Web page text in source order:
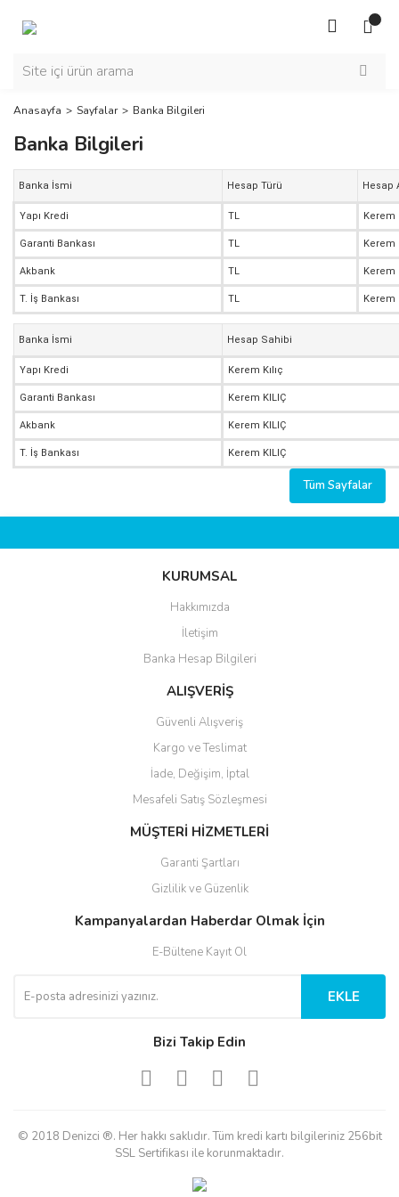
Anasayfa Sayfalar Banka Bilgileri
Banka Bilgileri
Banka İsmi Hesap Türü Hesap
Yapı Kredi TL Kerem
Garanti Bankası TL Kerem
Akbank TL Kerem
T. İş Bankası TL Kerem
Banka İsmi Hesap Sahibi
Yapı Kredi Kerem Kılıç
Garanti Bankası Kerem KILIÇ
Akbank Kerem KILIÇ
T. İş Bankası Kerem KILIÇ
Tüm Sayfalar
KURUMSAL
Hakkımızda
İletişim
Banka Hesap Bilgileri
ALIŞVERİŞ
Güvenli Alışveriş
Kargo ve Teslimat
İade, Değişim, İptal
Mesafeli Satış Sözleşmesi
MÜŞTERİ HİZMETLERİ
Garanti Şartları
Gizlilik ve Güzenlik
Kampanyalardan Haberdar Olmak İçin
E-Bültene Kayıt Ol
EKLE
Bizi Takip Edin
© 2018 Denizci ®. Her hakkı saklıdır. Tüm kredi kartı bilgileriniz 256bit
SSL Sertifikası ile korunmaktadır.